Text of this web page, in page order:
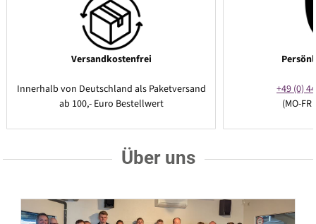
Versandkostenfrei
Innerhalb von Deutschland als Paketversand
ab 100,- Euro Bestellwert
+49 (0)
(MO-
Über uns